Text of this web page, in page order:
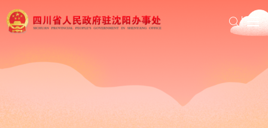
首页
投资四川